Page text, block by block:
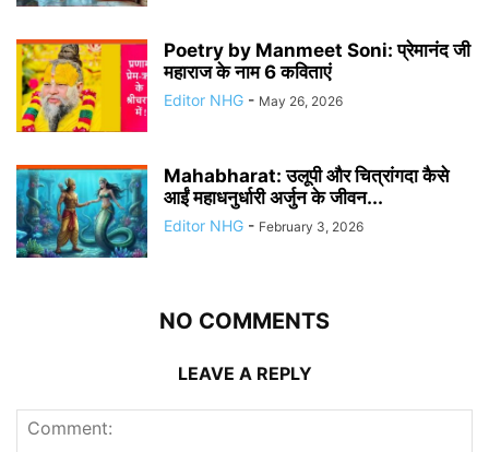
Poetry by Manmeet Soni: प्रेमानंद जी
महाराज के नाम 6 कविताएं
Editor NHG - May 26, 2026
Mahabharat: उलूपी और चित्रांगदा कैसे
आईं महाधनुर्धारी अर्जुन के जीवन...
Editor NHG - February 3, 2026
NO COMMENTS
LEAVE A REPLY